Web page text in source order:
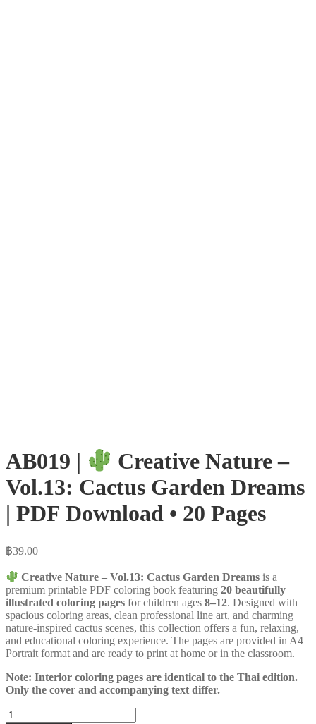
AB019 |
Creative Nature –
Vol.13: Cactus Garden Dreams
| PDF Download • 20 Pages
฿39.00
Creative Nature – Vol.13: Cactus Garden Dreams is a
premium printable PDF coloring book featuring 20 beautifully
illustrated coloring pages for children ages 8–12. Designed with
spacious coloring areas, clean professional line art, and charming
nature-inspired cactus scenes, this collection offers a fun, relaxing,
and educational coloring experience. The pages are provided in A4
Portrait format and are ready to print at home or in the classroom.
Note: Interior coloring pages are identical to the Thai edition.
Only the cover and accompanying text differ.
จำนวน